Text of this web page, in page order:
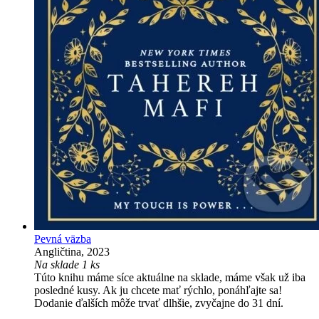
Pevná väzba
Angličtina, 2023
Na sklade 1 ks
Túto knihu máme síce aktuálne na sklade, máme však už iba
posledné kusy. Ak ju chcete mať rýchlo, ponáhľajte sa!
Dodanie ďalších môže trvať dlhšie, zvyčajne do 31 dní.